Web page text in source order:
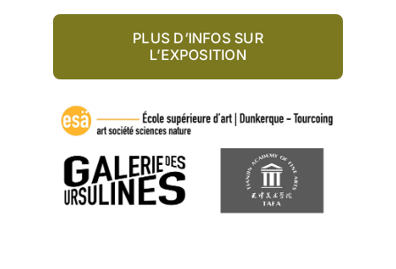
PLUS D’INFOS SUR
L’EXPOSITION